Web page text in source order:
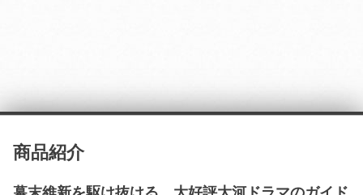
商品紹介